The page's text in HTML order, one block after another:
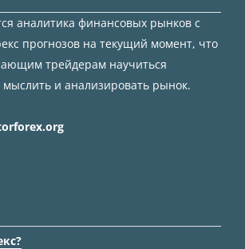
аналитика финансовых рынков с
прогнозов на текущий момент, что
трейдерам научиться
мыслить и анализировать рынок.